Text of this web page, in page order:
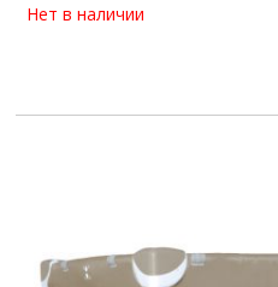
Нет в наличии